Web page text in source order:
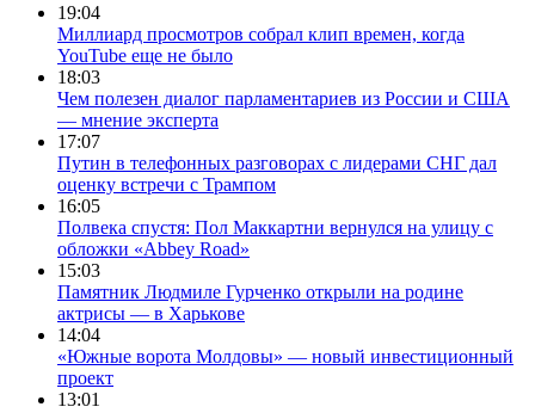
19:04
Миллиард просмотров собрал клип времен, когда
YouTube еще не было
18:03
Чем полезен диалог парламентариев из России и США
— мнение эксперта
17:07
Путин в телефонных разговорах с лидерами СНГ дал
оценку встречи с Трампом
16:05
Полвека спустя: Пол Маккартни вернулся на улицу с
обложки «Abbey Road»
15:03
Памятник Людмиле Гурченко открыли на родине
актрисы — в Харькове
14:04
«Южные ворота Молдовы» — новый инвестиционный
проект
13:01